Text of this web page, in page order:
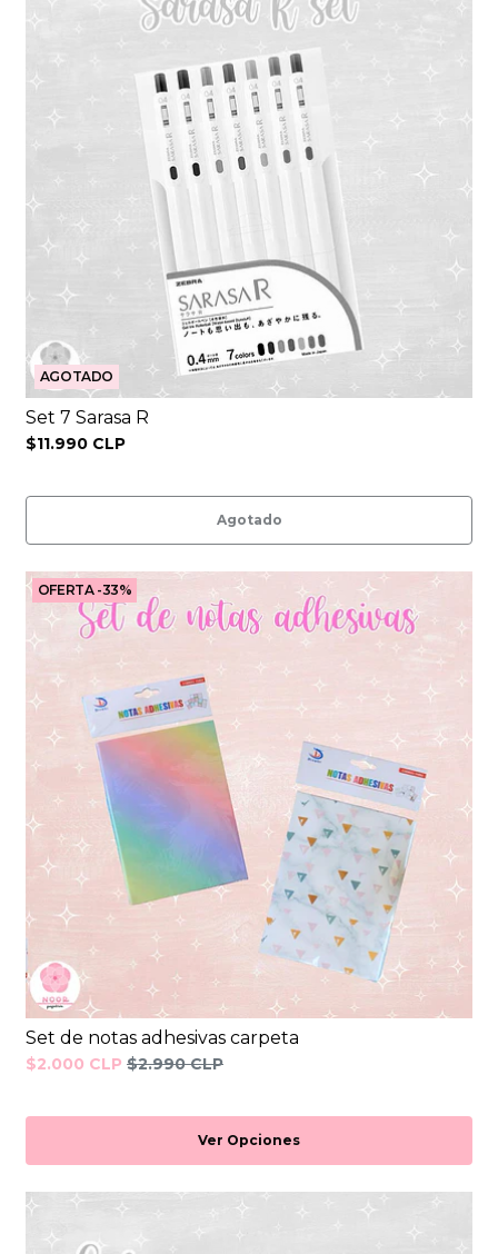
AGOTADO
Set 7 Sarasa R
$11.990 CLP
Agotado
OFERTA -33%
Set de notas adhesivas carpeta
$2.000 CLP $2.990 CLP
Ver Opciones